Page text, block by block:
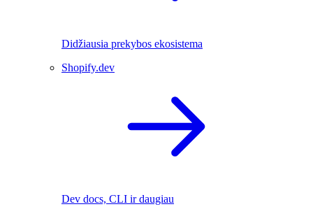
Didžiausia prekybos ekosistema
Shopify.dev
Dev docs, CLI ir daugiau